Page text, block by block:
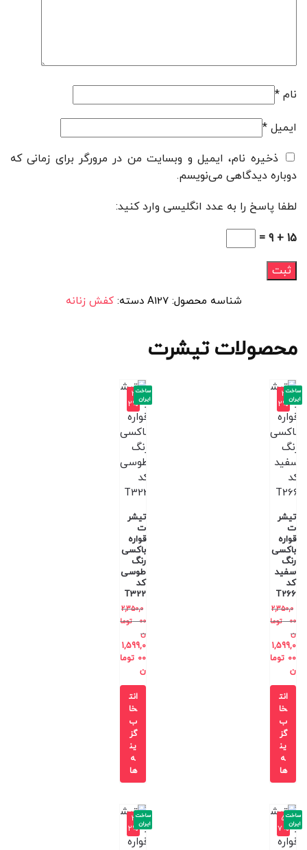
نام *
ایمیل *
ذخیره نام، ایمیل و وبسایت من در مرورگر برای زمانی که
دوباره دیدگاهی می‌نویسم.
لطفا پاسخ را به عدد انگلیسی وارد کنید:
15 + 9 =
شناسه محصول:A127 دسته:کفش زنانه
محصولات تیشرت
-3
2%
تیشر
ت
قواره
باکسی
رنگ
سفید
کد
T266
2,350,0
00
توما
ن
1,599,0
00 توما
ن
ساخت
ایران
انت
خا
ب
گز
ین
ه
ها
-3
2%
تیشر
ت
قواره
باکسی
رنگ
طوسی
کد
T322
2,350,0
00
توما
ن
1,599,0
00 توما
ن
ساخت
ایران
انت
خا
ب
گز
ین
ه
ها
-5
7%
ساخت
ایران
-3
2%
ساخت
ایران